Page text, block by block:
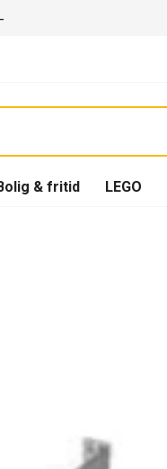
& fritid LEGO